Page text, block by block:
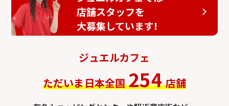
店舗スタッフを
大募集しています!
ジュエルカフェ
ただいま日本全国 254 店舗